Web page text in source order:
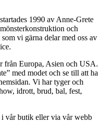
1990 av Anne-Grete
och
vi gärna delar med oss av
från Europa, Asien och USA.
med modet och se till att ha
Vi har tyger och
idrott, brud, bal, fest,
vår butik eller via vår webb